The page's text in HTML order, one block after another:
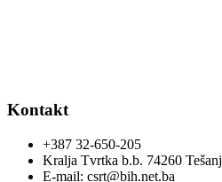
Kontakt
+387 32-650-205
Kralja Tvrtka b.b. 74260 Tešanj
E-mail: csrt@bih.net.ba